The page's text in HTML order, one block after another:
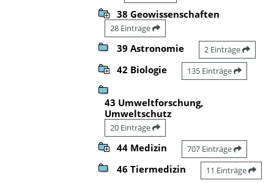
38 Geowissenschaften
28 Einträge
39 Astronomie 2 Einträge
42 Biologie 135 Einträge
43 Umweltforschung,
Umweltschutz
20 Einträge
44 Medizin 707 Einträge
46 Tiermedizin 11 Einträge